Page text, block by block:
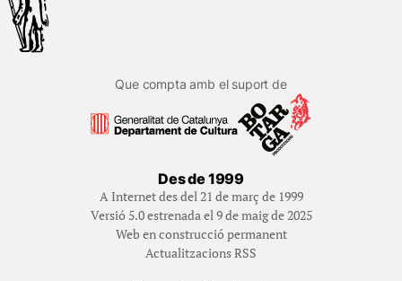
Que compta amb el suport de
Des de 1999
A Internet des del 21 de març de 1999
Versió 5.0 estrenada el 9 de maig de 2025
Web en construcció permanent
Actualitzacions RSS